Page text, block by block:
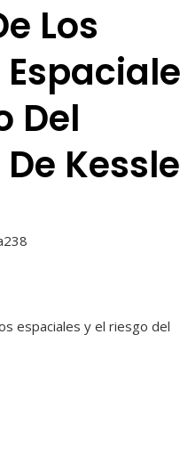
Los
Del
238
espaciales y el riesgo del